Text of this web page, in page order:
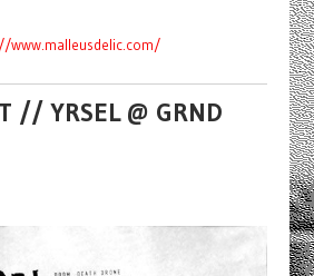
www.malleusdelic.com/
// YRSEL @ GRND